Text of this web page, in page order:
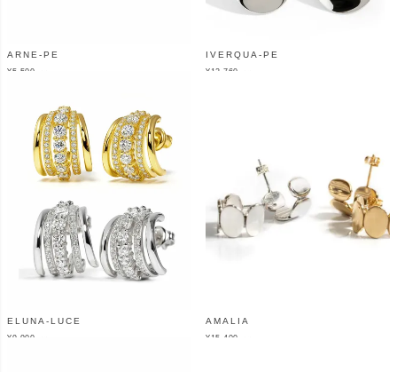
ARNE-PE
¥5,500
IVERQUA-PE
¥ 12,760
ELUNA-LUCE
¥9,900
AMALIA
¥ 15,400